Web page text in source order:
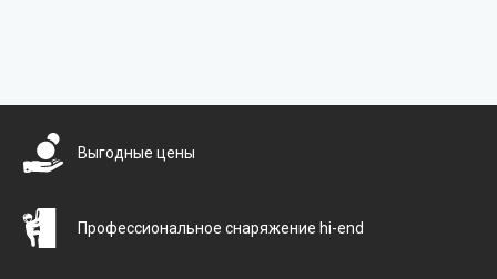
Выгодные цены
Профессиональное снаряжение hi-end